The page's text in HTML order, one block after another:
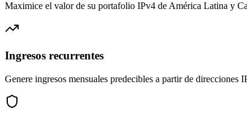
Maximice el valor de su portafolio IPv4 de América Latina y
Ingresos recurrentes
Genere ingresos mensuales predecibles a partir de